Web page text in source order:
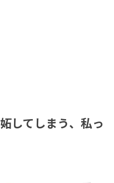
してしまう、私っ